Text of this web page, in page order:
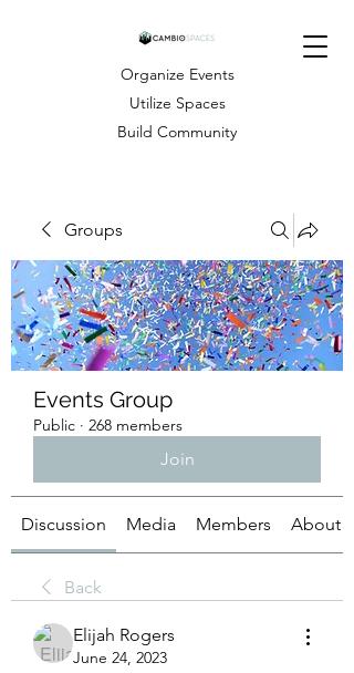
Organize Events
Utilize Spaces
Build Community
Groups
Events Group
Public · 268 members
Join
Discussion Media Members About
Back
Elijah Rogers
June 24, 2023